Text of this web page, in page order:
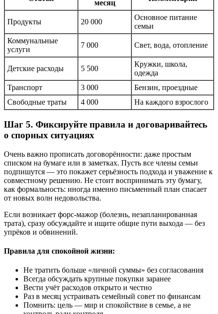
месяц
Продукты 20 000
Основное питание
семьи
Коммунальные
услуги
7 000 Свет, вода, отопление
Детские расходы 5 500
Кружки, школа,
одежда
Транспорт
3 000
Бензин, проездные
Свободные траты
4 000 На каждого взрослого
Шаг 5. Фиксируйте правила и договаривайтесь
о спорных ситуациях
Очень важно прописать договорённости: даже простым
списком на бумаге или в заметках. Пусть все члены семьи
подпишутся — это покажет серьёзность подхода и уважение к
совместному решению. Не стоит воспринимать эту бумагу,
как формальность: иногда именно письменный план спасает
от новых волн недовольства.
Если возникает форс-мажор (болезнь, незапланированная
трата), сразу обсуждайте и ищите общие пути выхода — без
упрёков и обвинений.
Правила для спокойной жизни:
Не тратить больше «личной суммы» без согласования
Всегда обсуждать крупные покупки заранее
Вести учёт расходов открыто и честно
Раз в месяц устраивать семейный совет по финансам
Помнить: цель — мир и спокойствие в семье, а не